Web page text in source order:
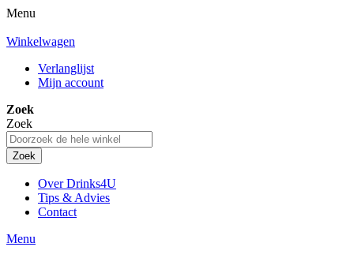
Menu
Winkelwagen
Verlanglijst
Mijn account
Zoek
Zoek
Zoek
Over Drinks4U
Tips & Advies
Contact
Menu